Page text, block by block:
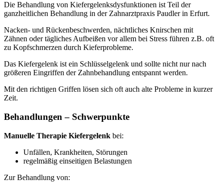
Die Behandlung von Kiefergelenksdysfunktionen ist Teil der
ganzheitlichen Behandlung in der Zahnarztpraxis Paudler in Erfurt.
Nacken- und Rückenbeschwerden, nächtliches Knirschen mit
Zähnen oder tägliches Aufbeißen vor allem bei Stress führen z.B. oft
zu Kopfschmerzen durch Kieferprobleme.
Das Kiefergelenk ist ein Schlüsselgelenk und sollte nicht nur nach
größeren Eingriffen der Zahnbehandlung entspannt werden.
Mit den richtigen Griffen lösen sich oft auch alte Probleme in kurzer
Zeit.
Behandlungen – Schwerpunkte
Manuelle Therapie Kiefergelenk bei:
Unfällen, Krankheiten, Störungen
regelmäßig einseitigen Belastungen
Zur Behandlung von: